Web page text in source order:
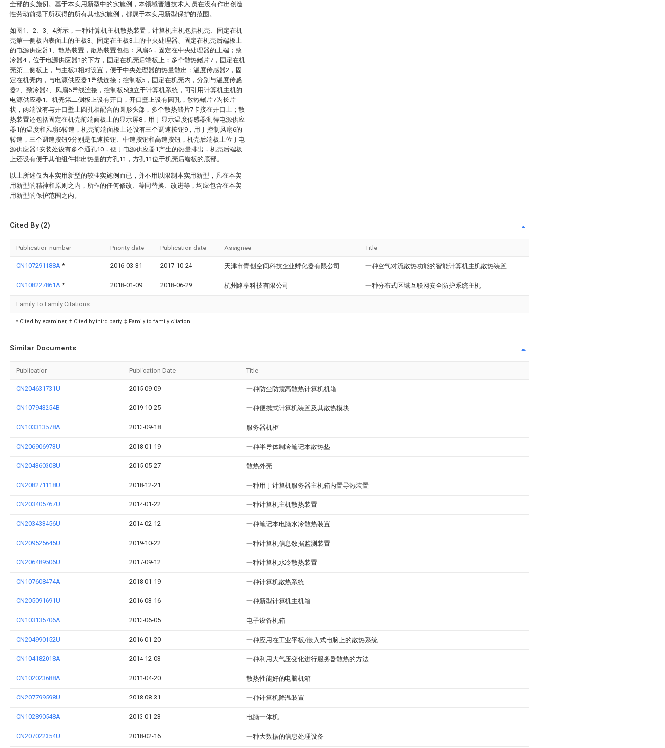
全部的实施例。基于本实用新型中的实施例，本领域普通技术人 员在没有作出创造
性劳动前提下所获得的所有其他实施例，都属于本实用新型保护的范围。
如图1、2、3、4所示，一种计算机主机散热装置，计算机主机包括机壳、固定在机
壳第一侧板内表面上的主板3、固定在主板3上的中央处理器、固定在机壳后端板上
的电源供应器1、散热装置，散热装置包括：风扇6，固定在中央处理器的上端；致
冷器4，位于电源供应器1的下方，固定在机壳后端板上；多个散热鳍片7，固定在机
壳第二侧板上，与主板3相对设置，便于中央处理器的热量散出；温度传感器2，固
定在机壳内，与电源供应器1导线连接；控制板5，固定在机壳内，分别与温度传感
器2、致冷器4、风扇6导线连接，控制板5独立于计算机系统，可引用计算机主机的
电源供应器1。机壳第二侧板上设有开口，开口壁上设有圆孔，散热鳍片7为长片
状，两端设有与开口壁上圆孔相配合的圆形头部，多个散热鳍片7卡接在开口上；散
热装置还包括固定在机壳前端面板上的显示屏8，用于显示温度传感器测得电源供应
器1的温度和风扇6转速，机壳前端面板上还设有三个调速按钮9，用于控制风扇6的
转速，三个调速按钮9分别是低速按钮、中速按钮和高速按钮，机壳后端板上位于电
源供应器1安装处设有多个通孔10，便于电源供应器1产生的热量排出，机壳后端板
上还设有便于其他组件排出热量的方孔11，方孔11位于机壳后端板的底部。
以上所述仅为本实用新型的较佳实施例而已，并不用以限制本实用新型，凡在本实
用新型的精神和原则之内，所作的任何修改、等同替换、改进等，均应包含在本实
用新型的保护范围之内。
Cited By (2)
Publication number Priority date Publication date Assignee Title
CN107291188A * 2016-03-31 2017-10-24 天津市青创空间科技企业孵化器有限公司 一种空气对流散热功能的智能计算机主机散热装置
CN108227861A * 2018-01-09 2018-06-29 杭州路享科技有限公司 一种分布式区域互联网安全防护系统主机
Family To Family Citations
* Cited by examiner, † Cited by third party, ‡ Family to family citation
Similar Documents
Publication Publication Date Title
CN204631731U 2015-09-09 一种防尘防震高散热计算机机箱
CN107943254B 2019-10-25 一种便携式计算机装置及其散热模块
CN103313578A 2013-09-18 服务器机柜
CN206906973U 2018-01-19 一种半导体制冷笔记本散热垫
CN204360308U 2015-05-27 散热外壳
CN208271118U 2018-12-21 一种用于计算机服务器主机箱内置导热装置
CN203405767U 2014-01-22 一种计算机主机散热装置
CN203433456U 2014-02-12 一种笔记本电脑水冷散热装置
CN209525645U 2019-10-22 一种计算机信息数据监测装置
CN206489506U 2017-09-12 一种计算机水冷散热装置
CN107608474A 2018-01-19 一种计算机散热系统
CN205091691U 2016-03-16 一种新型计算机主机箱
CN103135706A 2013-06-05 电子设备机箱
CN204990152U 2016-01-20 一种应用在工业平板/嵌入式电脑上的散热系统
CN104182018A 2014-12-03 一种利用大气压变化进行服务器散热的方法
CN102023688A 2011-04-20 散热性能好的电脑机箱
CN207799598U 2018-08-31 一种计算机降温装置
CN102890548A 2013-01-23 电脑一体机
CN207022354U 2018-02-16 一种大数据的信息处理设备